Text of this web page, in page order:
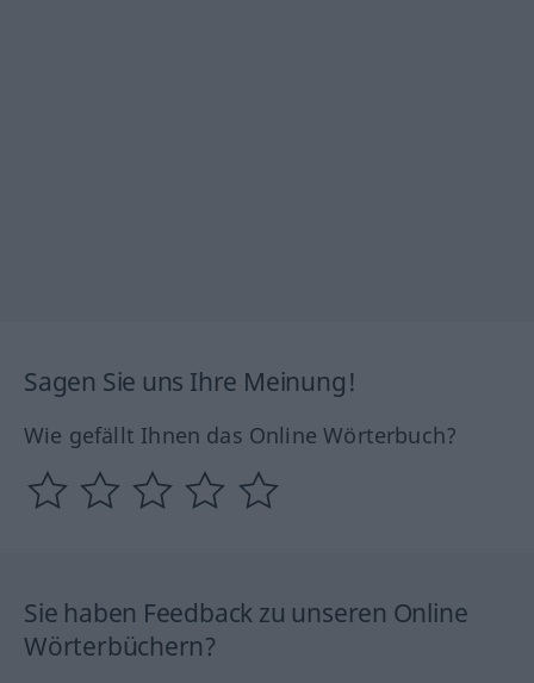
Sagen Sie uns Ihre Meinung!
Wie gefällt Ihnen das Online Wörterbuch?
Sie haben Feedback zu unseren Online
Wörterbüchern?